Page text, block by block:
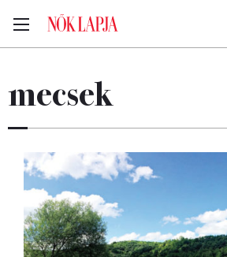
mecsek